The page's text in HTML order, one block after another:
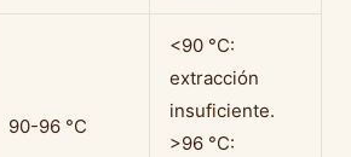
90-96 °C
<90 °C:
extracción
insuficiente.
>96 °C: